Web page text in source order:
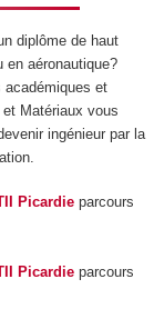
diplôme de haut
en aéronautique?
académiques et
Matériaux vous
ingénieur par la
.
Picardie parcours
Picardie parcours